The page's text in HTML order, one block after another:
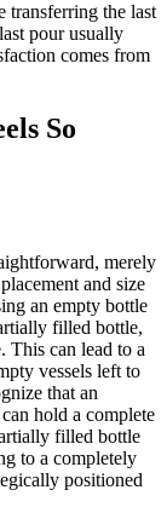
transferring the last
pour usually
comes from
So
merely
and size
an empty bottle
filled bottle,
This can lead to a
vessels left to
that an
hold a complete
filled bottle
to a completely
positioned